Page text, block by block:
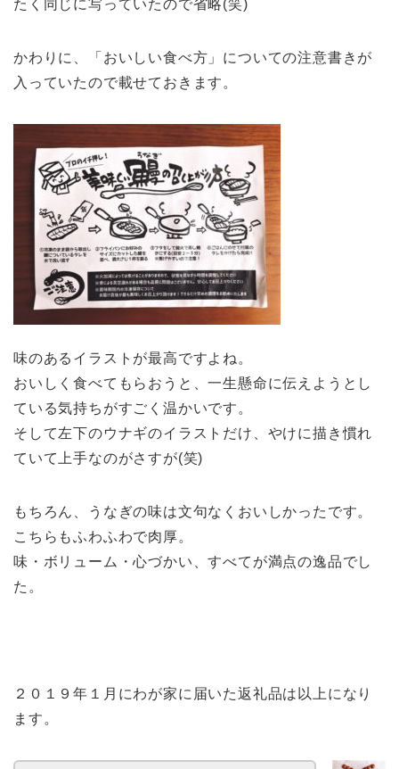
たく同じに写っていたので省略(笑)
かわりに、「おいしい食べ方」についての注意書きが
入っていたので載せておきます。
味のあるイラストが最高ですよね。
おいしく食べてもらおうと、一生懸命に伝えようとし
ている気持ちがすごく温かいです。
そして左下のウナギのイラストだけ、やけに描き慣れ
ていて上手なのがさすが(笑)
もちろん、うなぎの味は文句なくおいしかったです。
こちらもふわふわで肉厚。
味・ボリューム・心づかい、すべてが満点の逸品でし
た。
２０１９年１月にわが家に届いた返礼品は以上になり
ます。